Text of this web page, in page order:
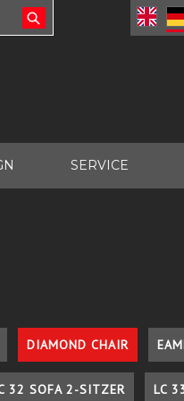
SERVICE
DIAMOND CHAIR
32 SOFA 2-SITZER LC